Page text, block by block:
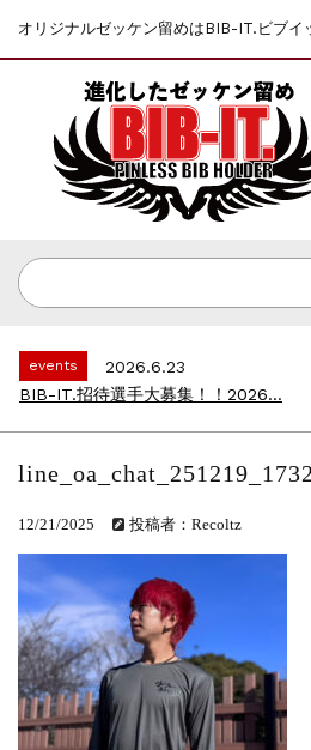
オリジナルゼッケン留めはBIB-IT.ビブイ
第46回 丹波篠山ABCマラソン...
events
2026.7.8
events
2026.6.23
BIB-IT.招待選手大募集！！2026...
events
2026.2.2
events
2026.7.8
上尾シティハーフマラソン2026 記念
events
2026.6.23
BIB-IT.招待選手大募集！！2026...
events
2026.3.26
BIB-IT.のZERO WASTE...
12/21/2025 投稿者：Recoltz